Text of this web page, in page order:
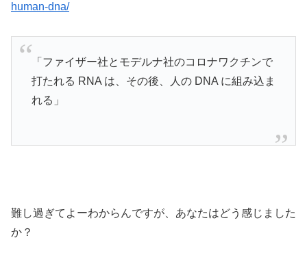
human-dna/
「ファイザー社とモデルナ社のコロナワクチンで
打たれる RNA は、その後、人の DNA に組み込ま
れる」
難し過ぎてよーわからんですが、あなたはどう感じました
か？